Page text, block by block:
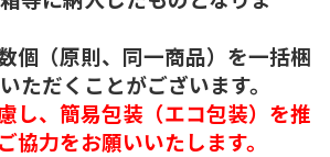
個（原則、同一商品）を一括梱
ただくことがございます。
し、簡易包装（エコ包装）を推
協力をお願いいたします。